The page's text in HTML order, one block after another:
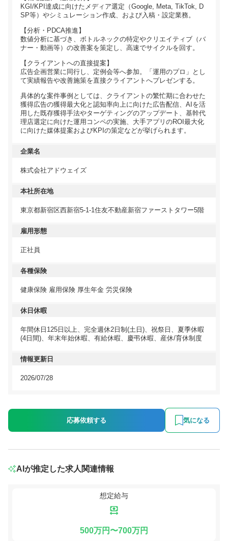
KGI/KPI達成に向けたメディア選定（Google, Meta, TikTok, D
SP等）やシミュレーション作成、および入稿・設定業務。
【分析・PDCA推進】
数値分析に基づき、ボトルネックの特定やクリエイティブ（バ
ナー・動画等）の改善案を策定し、高速でサイクルを回す。
【クライアントへの直接提案】
広告企画営業に同行し、定例会等へ参加。「運用のプロ」とし
て実績報告や改善施策を直接クライアントへプレゼンする。
具体的な案件事例としては、クライアントの繁忙期に合わせた
獲得広告の獲得最大化と認知率向上に向けた広告配信、AIを活
用した既存獲得手法やターゲティングのアップデート、基幹代
理店選定に向けた運用コンペの実施、大手アプリのROI最大化
に向けた媒体提案およびKPIの策定などが挙げられます。
企業名
株式会社アドウェイズ
本社所在地
東京都新宿区西新宿5-1-1住友不動産新宿ファーストタワー5階
雇用形態
正社員
各種保険
健康保険 雇用保険 厚生年金 労災保険
休日休暇
年間休日125日以上、完全週休2日制(土日)、祝祭日、夏季休暇
(4日間)、年末年始休暇、有給休暇、慶弔休暇、産休/育休制度
情報更新日
2026/07/28
応募依頼する 気になる
AIが推定した求人関連情報
想定給与
500万円〜700万円